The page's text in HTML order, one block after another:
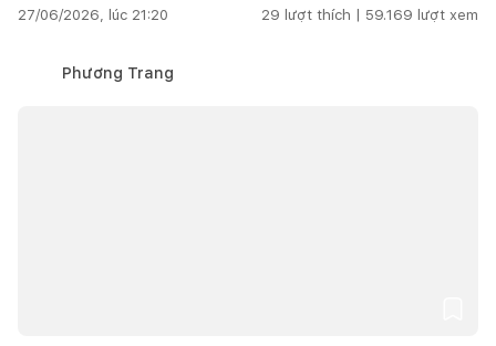
27/06/2026, lúc 21:20 29 lượt thích | 59.169 lượt xem
Phương Trang